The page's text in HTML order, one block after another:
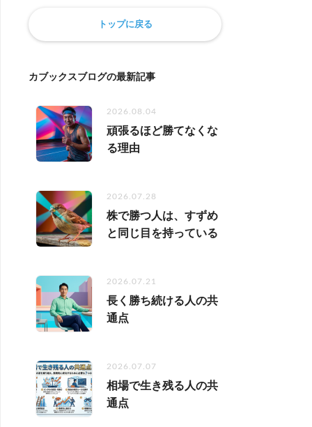
トップに戻る
カブックスブログの最新記事
2026.08.04
頑張るほど勝てなくな
る理由
2026.07.28
株で勝つ人は、すずめ
と同じ目を持っている
2026.07.21
長く勝ち続ける人の共
通点
2026.07.07
相場で生き残る人の共
通点